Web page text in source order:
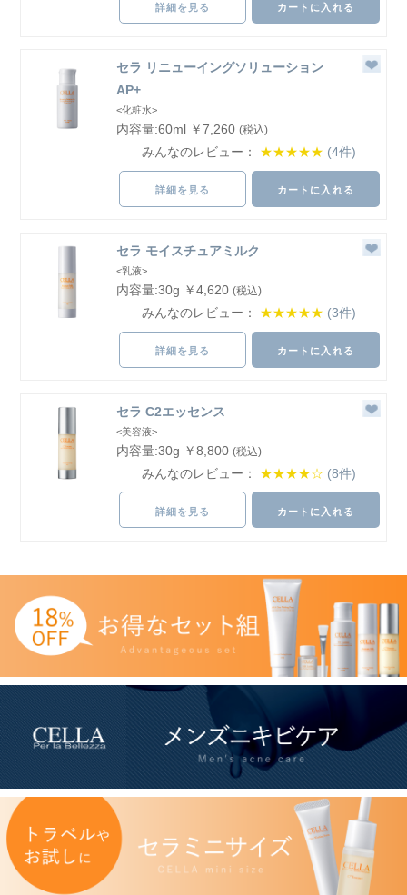
詳細を見る カートに入れる
セラ リニューイングソリューション
AP+
<化粧水>
内容量:60ml ￥7,260 (税込)
みんなのレビュー： ★★★★★ (4件)
詳細を見る カートに入れる
セラ モイスチュアミルク
<乳液>
内容量:30g ￥4,620 (税込)
みんなのレビュー： ★★★★★ (3件)
詳細を見る カートに入れる
セラ C2エッセンス
<美容液>
内容量:30g ￥8,800 (税込)
みんなのレビュー： ★★★★☆ (8件)
詳細を見る カートに入れる